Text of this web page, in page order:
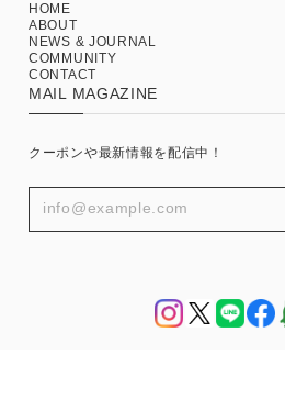
HOME
ABOUT
NEWS & JOURNAL
COMMUNITY
CONTACT
MAIL MAGAZINE
クーポンや最新情報を配信中！